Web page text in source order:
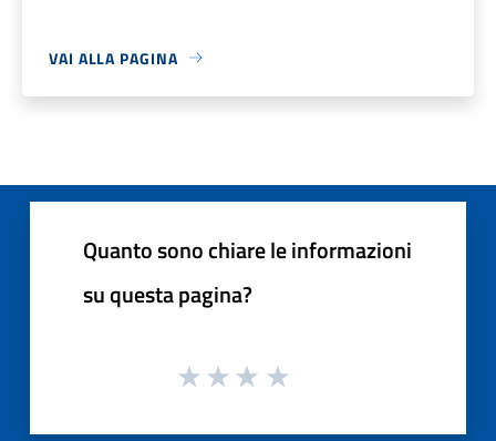
VAI ALLA PAGINA
Quanto sono chiare le informazioni
su questa pagina?